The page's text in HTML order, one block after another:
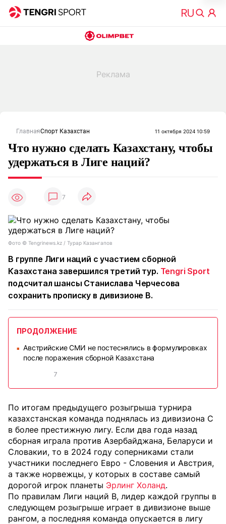
ГлавнаяСпорт Казахстан 11 октября 2024 10:59
Что нужно сделать Казахстану, чтобы
удержаться в Лиге наций?
7
Фото ©️ Tengrinews.kz / Турар Казангапов
В группе Лиги наций с участием сборной
Казахстана завершился третий тур. Tengri Sport
подсчитал шансы Станислава Черчесова
сохранить прописку в дивизионе B.
ПРОДОЛЖЕНИЕ
■
Австрийские СМИ не постеснялись в формулировках
после поражения сборной Казахстана
7
По итогам предыдущего розыгрыша турнира
казахстанская команда поднялась из дивизиона C
в более престижную лигу. Если два года назад
сборная играла против Азербайджана, Беларуси и
Словакии, то в 2024 году соперниками стали
участники последнего Евро - Словения и Австрия,
а также норвежцы, у которых в составе самый
дорогой игрок планеты Эрлинг Холанд.
По правилам Лиги наций B, лидер каждой группы в
следующем розыгрыше играет в дивизионе выше
рангом, а последняя команда опускается в лигу